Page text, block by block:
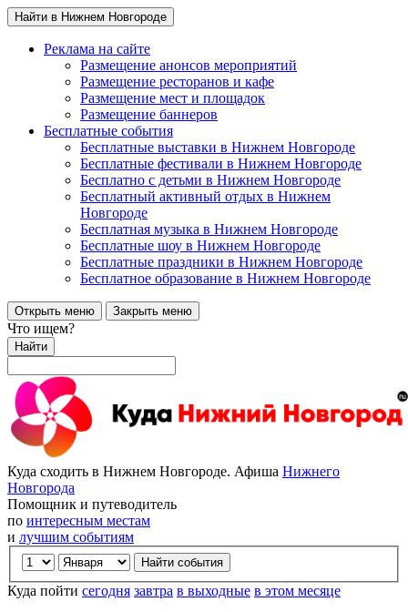
Найти в Нижнем Новгороде
Реклама на сайте
Размещение анонсов мероприятий
Размещение ресторанов и кафе
Размещение мест и площадок
Размещение баннеров
Бесплатные события
Бесплатные выставки в Нижнем Новгороде
Бесплатные фестивали в Нижнем Новгороде
Бесплатно с детьми в Нижнем Новгороде
Бесплатный активный отдых в Нижнем
Новгороде
Бесплатная музыка в Нижнем Новгороде
Бесплатные шоу в Нижнем Новгороде
Бесплатные праздники в Нижнем Новгороде
Бесплатное образование в Нижнем Новгороде
Открыть меню Закрыть меню
Что ищем?
Найти
Куда сходить в Нижнем Новгороде. Афиша Нижнего
Новгорода
Помощник и путеводитель
по интересным местам
и лучшим событиям
Куда пойти сегодня завтра в выходные в этом месяце